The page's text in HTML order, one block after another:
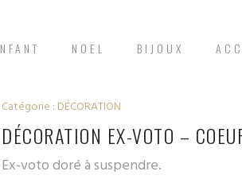
NOËL BIJOUX
Catégorie : DÉCORATION
DÉCORATION EX-VOTO –
Ex-voto doré à suspendre.